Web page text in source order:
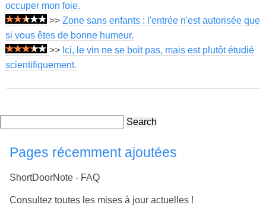
occuper mon foie.
>> Zone sans enfants : l'entrée n'est autorisée que
si vous êtes de bonne humeur.
>> Ici, le vin ne se boit pas, mais est plutôt étudié
scientifiquement.
Search
Pages récemment ajoutées
ShortDoorNote - FAQ
Consultez toutes les mises à jour actuelles !